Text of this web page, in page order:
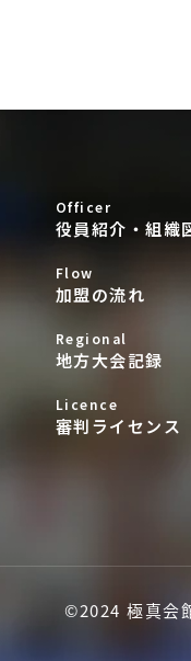
Officer
役員紹介・組織
Flow
加盟の流れ
Regional
地方大会記録
Licence
審判ライセンス
©2024 極真会